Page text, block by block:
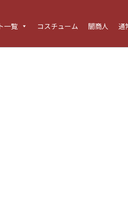
一覧 コスチューム 闇商人 通